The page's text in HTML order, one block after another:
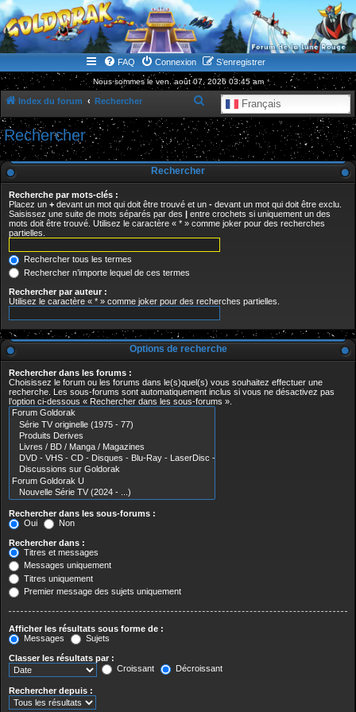
WWW.GOLDORAKGO.COM
le site de la Lune Rouge
FAQ Connexion S’enregistrer
Nous sommes le ven. août 07, 2026 03:45 am
Index du forum Rechercher Français
e
c
h
c
e
Rechercher
Rechercher
Recherche par mots-clés :
Placez un + devant un mot qui doit être trouvé et un - devant un mot qui doit être exclu.
Saisissez une suite de mots séparés par des | entre crochets si uniquement un des
mots doit être trouvé. Utilisez le caractère « * » comme joker pour des recherches
partielles.
Rechercher tous les termes
Rechercher n’importe lequel de ces termes
Rechercher par auteur :
Utilisez le caractère « * » comme joker pour des recherches partielles.
Options de recherche
Rechercher dans les forums :
Choisissez le forum ou les forums dans le(s)quel(s) vous souhaitez effectuer une
recherche. Les sous-forums sont automatiquement inclus si vous ne désactivez pas
l’option ci-dessous « Rechercher dans les sous-forums ».
Rechercher dans les sous-forums :
Oui
Non
Rechercher dans :
Titres et messages
Messages uniquement
Titres uniquement
Premier message des sujets uniquement
Afficher les résultats sous forme de :
Messages
Sujets
Classer les résultats par :
Croissant
Décroissant
Rechercher depuis :